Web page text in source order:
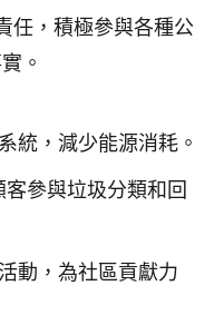
任，積極參與各種公
。
統，減少能源消耗。
參與垃圾分類和回
動，為社區貢獻力